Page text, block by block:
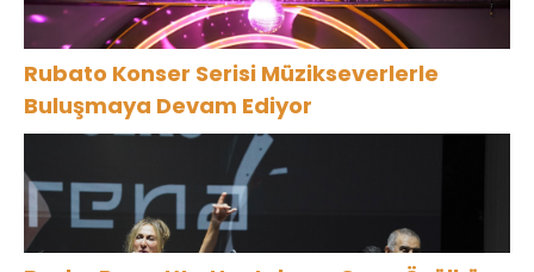
Rubato Konser Serisi Müzikseverlerle
Buluşmaya Devam Ediyor